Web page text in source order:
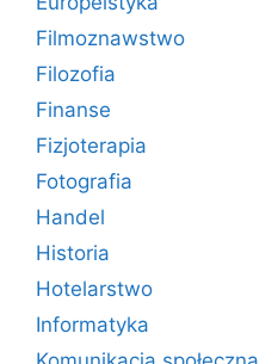
Filmoznawstwo
Filozofia
Finanse
Fizjoterapia
Fotografia
Handel
Historia
Hotelarstwo
Informatyka